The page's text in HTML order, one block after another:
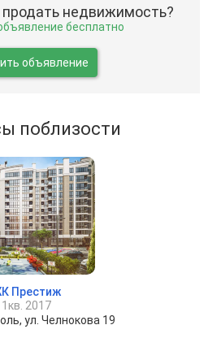
недвижимость?
бесплатно
объявление
поблизости
Престиж
1кв. 2017
ул. Челнокова 19